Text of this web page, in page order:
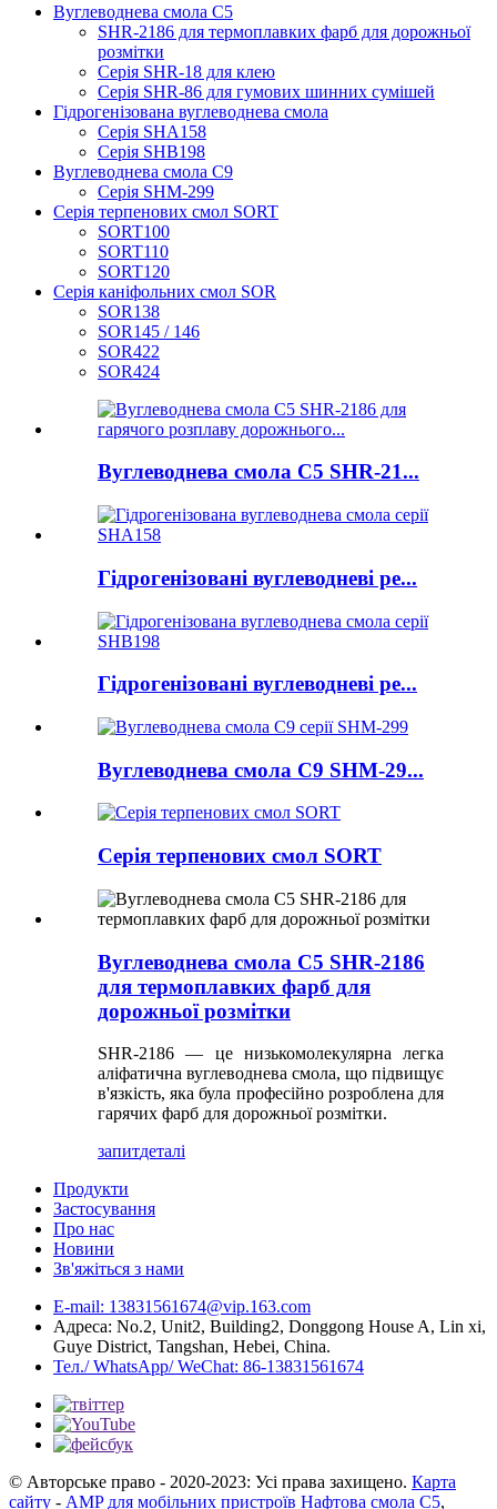
Вуглеводнева смола C5
SHR-2186 для термоплавких фарб для дорожньої
розмітки
Серія SHR-18 для клею
Серія SHR-86 для гумових шинних сумішей
Гідрогенізована вуглеводнева смола
Серія SHA158
Серія SHB198
Вуглеводнева смола C9
Серія SHM-299
Серія терпенових смол SORT
SORT100
SORT110
SORT120
Серія каніфольних смол SOR
SOR138
SOR145 / 146
SOR422
SOR424
Вуглеводнева смола C5 SHR-21...
Гідрогенізовані вуглеводневі ре...
Гідрогенізовані вуглеводневі ре...
Вуглеводнева смола C9 SHM-29...
Серія терпенових смол SORT
Вуглеводнева смола C5 SHR-2186
для термоплавких фарб для
дорожньої розмітки
SHR-2186 — це низькомолекулярна легка
аліфатична вуглеводнева смола, що підвищує
в'язкість, яка була професійно розроблена для
гарячих фарб для дорожньої розмітки.
запитдеталі
Продукти
Застосування
Про нас
Новини
Зв'яжіться з нами
E-mail: 13831561674@vip.163.com
Адреса: No.2, Unit2, Building2, Donggong House A, Lin xi,
Guye District, Tangshan, Hebei, China.
Тел./ WhatsApp/ WeChat: 86-13831561674
© Авторське право - 2020-2023: Усі права захищено. Карта
сайту - AMP для мобільних пристроїв Нафтова смола C5,